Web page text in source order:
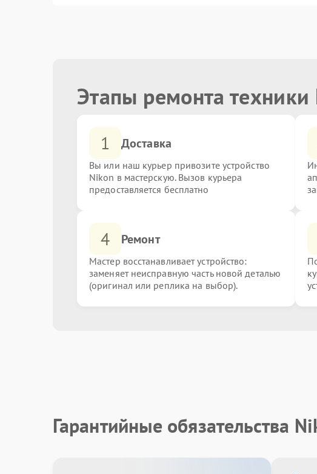
Этапы ремонта техники
1 Доставка
Вы или наш курьер привозите устройство
Nikon в мастерскую. Вызов курьера
предоставляется бесплатно
4 Ремонт
Мастер восстанавливает устройство:
заменяет неисправную часть новой деталью
(оригинал или реплика на выбор).
Гарантийные обязательства